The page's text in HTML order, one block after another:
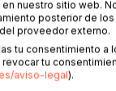
la historia;
con la
la guerra.
es como una
porque los
nuestro sitio web.
posterior de
proveedor externo.
tu consentimiento a
tu
aviso-legal).